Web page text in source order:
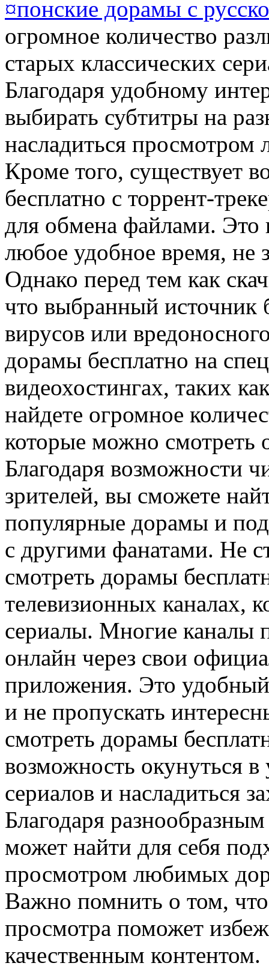
¤понские дорамы с
огромное количество
старых классических
Благодаря удобному
выбирать субтитры на
насладиться
Кроме того, существует
бесплатно с торрент-
для обмена файлами. Это
любое удобное время, не
Однако перед тем как
что выбранный источник
вирусов или
дорамы бесплатно на
видеохостингах, таких
найдете огромное
которые можно смотреть
Благодаря возможности
зрителей, вы сможете
популярные дорамы и
с другими фанатами. Не
смотреть дорамы
телевизионных каналах,
сериалы. Многие каналы
онлайн через свои
приложения. Это
и не пропускать
смотреть дорамы
возможность окунуться
сериалов и насладиться
Благодаря
может найти для себя
просмотром любимых
Важно помнить о том,
просмотра поможет
качественным контентом.